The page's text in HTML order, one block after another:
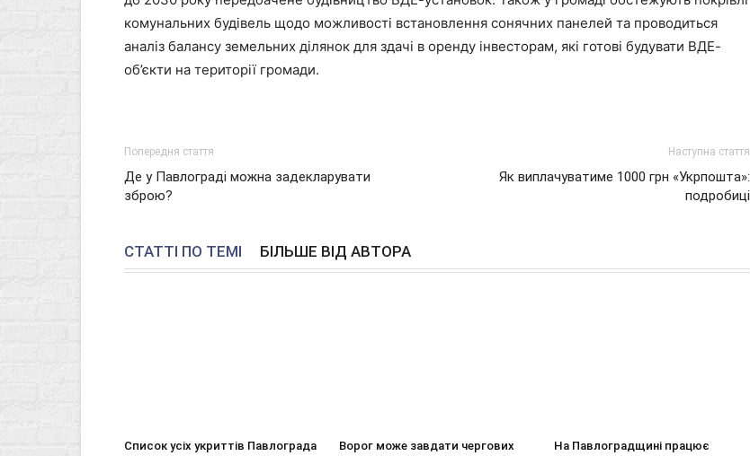
комунальних будівель щодо можливості встановлення сонячних панелей та проводиться
аналіз балансу земельних ділянок для здачі в оренду інвесторам, які готові будувати ВДЕ-
об’єкти на території громади.
Попередня стаття
Де у Павлограді можна задекларувати
зброю?
Наступна стаття
Як виплачуватиме 1000 грн «Укрпошта»:
подробиці
СТАТТІ ПО ТЕМІ БІЛЬШЕ ВІД АВТОРА
Список усіх укриттів Павлограда
Ворог може завдати чергових
На Павлоградщині працює